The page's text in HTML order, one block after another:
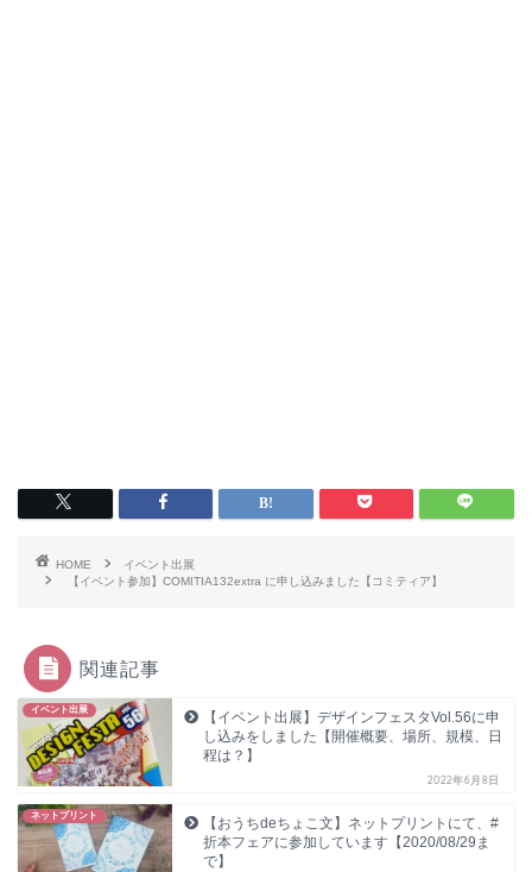
HOME
イベント出展
【イベント参加】COMITIA132extra に申し込みました【コミティア】
関連記事
イベント出展
【イベント出展】デザインフェスタVol.56に申
し込みをしました【開催概要、場所、規模、日
程は？】
2022年6月8日
ネットプリント
【おうちdeちょこ文】ネットプリントにて、#
折本フェアに参加しています【2020/08/29ま
で】